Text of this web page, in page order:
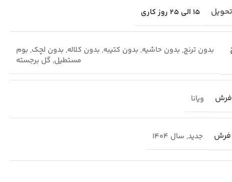
15 الی 25 روز کاری
بدون ترنج, بدون حاشیه, بدون کتیبه, بدون کلاله, بدون لچک, بوم
مستطیل, گل برجسته
ویانا
فرش جدید, سال 1404